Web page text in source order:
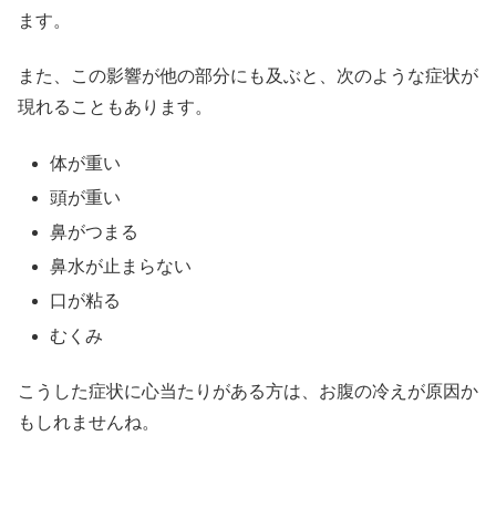
ます。
また、この影響が他の部分にも及ぶと、次のような症状が
現れることもあります。
体が重い
頭が重い
鼻がつまる
鼻水が止まらない
口が粘る
むくみ
こうした症状に心当たりがある方は、お腹の冷えが原因か
もしれませんね。